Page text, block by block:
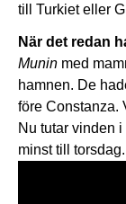
till Turkiet eller
När det redan
Munin med
hamnen. De
före Constanza.
Nu tutar vinden
minst till torsdag.